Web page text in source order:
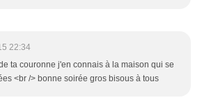
22:34
ta couronne j'en connais à la maison qui se
<br /> bonne soirée gros bisous à tous